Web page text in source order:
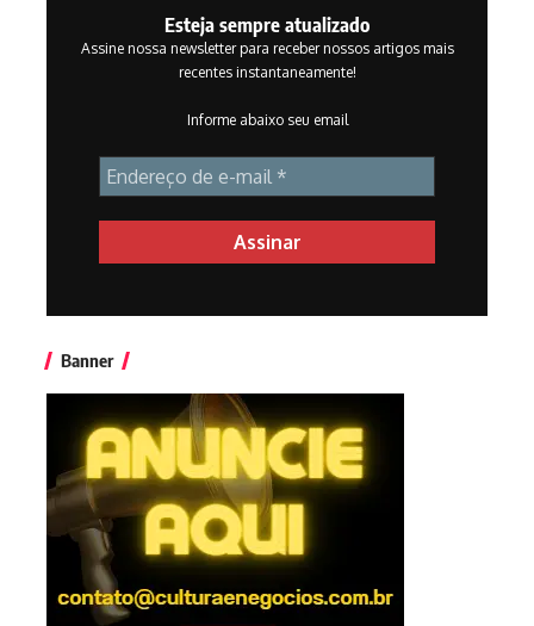
Esteja sempre atualizado
Assine nossa newsletter para receber nossos artigos mais
recentes instantaneamente!
Informe abaixo seu email
Banner